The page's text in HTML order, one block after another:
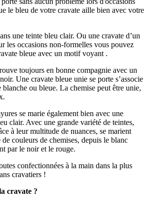
le bleu de votre cravate aille bien avec votre
une teinte bleu clair. Ou une cravate d’un
les occasions non-formelles vous pouvez
bleue avec un motif voyant .
toujours en bonne compagnie avec un
Une cravate bleue unie se porte s’associe
blanche ou bleue. La chemise peut être unie,
se marie également bien avec une
clair. Avec une grande variété de teintes,
à leur multitude de nuances, se marient
couleurs de chemises, depuis le blanc
par le noir et le rouge.
confectionnées à la main dans la plus
cravatiers !
cravate ?